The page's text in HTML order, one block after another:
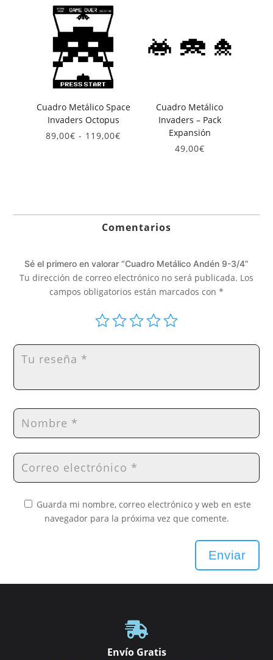
Cuadro Metálico Space
Invaders Octopus
89,00€ - 119,00€
Cuadro Metálico
Invaders – Pack
Expansión
49,00€
Comentarios
Sé el primero en valorar “Cuadro Metálico Andén 9-3/4”
Tu dirección de correo electrónico no será publicada. Los
campos obligatorios están marcados con *
Guarda mi nombre, correo electrónico y web en este
navegador para la próxima vez que comente.
Enviar

Envío Gratis